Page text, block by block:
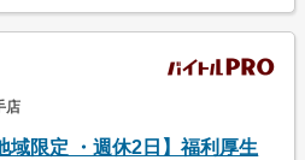
店
域限定 ・週休2日】福利厚生